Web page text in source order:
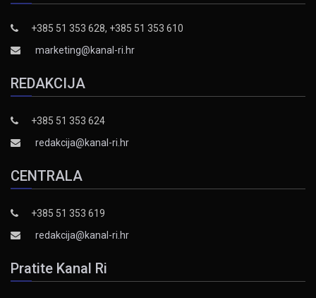
+385 51 353 628, +385 51 353 610
marketing@kanal-ri.hr
REDAKCIJA
+385 51 353 624
redakcija@kanal-ri.hr
CENTRALA
+385 51 353 619
redakcija@kanal-ri.hr
Pratite Kanal Ri